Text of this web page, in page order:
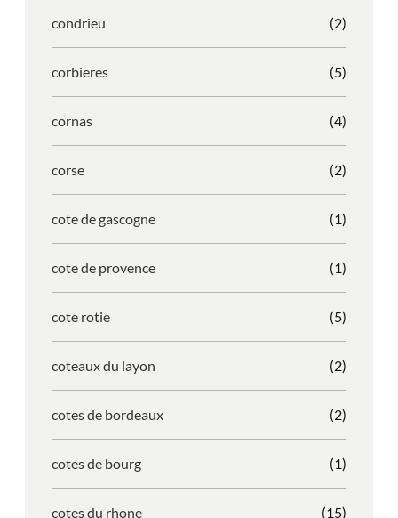
condrieu (2)
corbieres (5)
cornas (4)
corse (2)
cote de gascogne (1)
cote de provence (1)
cote rotie (5)
coteaux du layon (2)
cotes de bordeaux (2)
cotes de bourg (1)
cotes du rhone (15)